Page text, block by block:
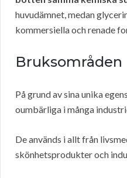
huvudämnet, medan
kommersiella och renade
Bruksområden
På grund av sina unika
oumbärliga i många
De används i allt från
skönhetsprodukter och